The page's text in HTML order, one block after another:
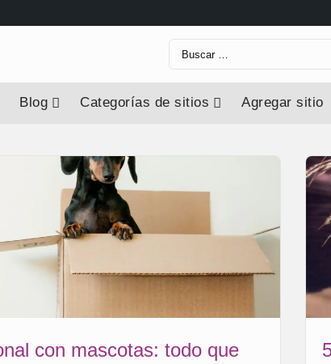
Blog Categorías de sitios Agregar sitio
con mascotas: todo que